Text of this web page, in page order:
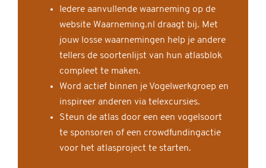
Iedere aanvullende waarneming op de
website Waarneming.nl draagt bij. Met
jouw losse waarnemingen help je andere
tellers de soortenlijst van hun atlasblok
compleet te maken.
Word actief binnen je Vogelwerkgroep en
inspireer anderen via telexcursies.
Steun de atlas door een een vogelsoort
te sponsoren of een crowdfundingactie
voor het atlasproject te starten.